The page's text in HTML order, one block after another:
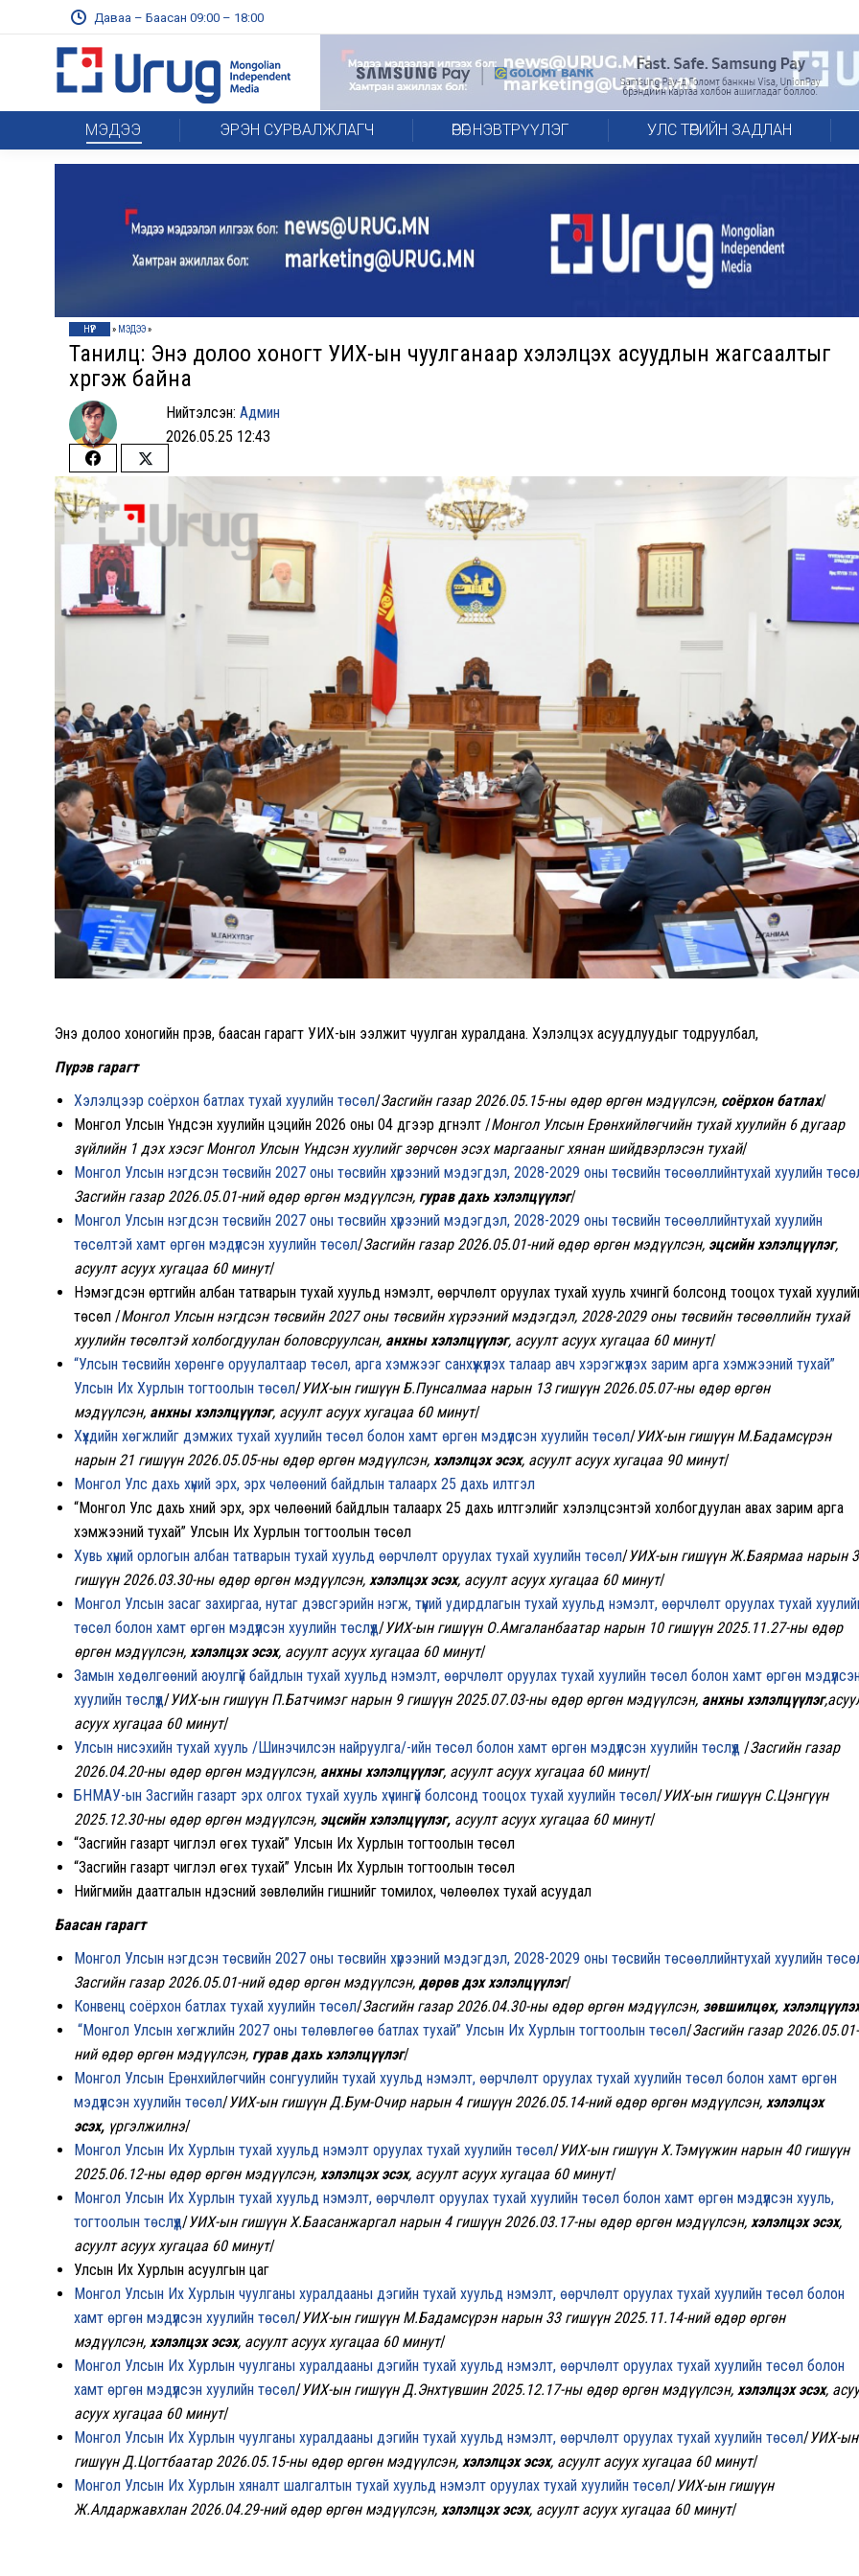
Даваа – Баасан 09:00 – 18:00
МЭДЭЭ ЭРЭН СУРВАЛЖЛАГЧ ӨРӨГ НЭВТРҮҮЛЭГ УЛС ТӨРИЙН ЗАДЛАН
НҮҮР » МЭДЭЭ»
Танилц: Энэ долоо хоногт УИХ-ын чуулганаар хэлэлцэх асуудлын жагсаалтыг
хүргэж байна
Нийтэлсэн:Админ
2026.05.25 12:43
Share
on
Facebook
Share
on
Twitter
Энэ долоо хоногийн пүрэв, баасан гарагт УИХ-ын ээлжит чуулган хуралдана. Хэлэлцэх асуудлуудыг тодруулбал,
Пүрэв гарагт
Хэлэлцээр соёрхон батлах тухай хуулийн төсөл/Засгийн газар 2026.05.15-ны өдөр өргөн мэдүүлсэн, соёрхон батлах/
Монгол Улсын Үндсэн хуулийн цэцийн 2026 оны 04 дүгээр дүгнэлт /Монгол Улсын Ерөнхийлөгчийн тухай хуулийн 6 дугаар
зүйлийн 1 дэх хэсэг Монгол Улсын Үндсэн хуулийг зөрчсөн эсэх маргааныг хянан шийдвэрлэсэн тухай/
Монгол Улсын нэгдсэн төсвийн 2027 оны төсвийн хүрээний мэдэгдэл, 2028-2029 оны төсвийн төсөөллийнтухай хуулийн
Засгийн газар 2026.05.01-ний өдөр өргөн мэдүүлсэн, гурав дахь хэлэлцүүлэг/
Монгол Улсын нэгдсэн төсвийн 2027 оны төсвийн хүрээний мэдэгдэл, 2028-2029 оны төсвийн төсөөллийнтухай хуулийн
төсөлтэй хамт өргөн мэдүүлсэн хуулийн төсөл/Засгийн газар 2026.05.01-ний өдөр өргөн мэдүүлсэн, эцсийн хэлэлцүүлэг,
асуулт асуух хугацаа 60 минут/
Нэмэгдсэн өртгийн албан татварын тухай хуульд нэмэлт, өөрчлөлт оруулах тухай хууль хүчингүй болсонд тооцох тухай
төсөл /Монгол Улсын нэгдсэн төсвийн 2027 оны төсвийн хүрээний мэдэгдэл, 2028-2029 оны төсвийн төсөөллийн тухай
хуулийн төсөлтэй холбогдуулан боловсруулсан, анхны хэлэлцүүлэг, асуулт асуух хугацаа 60 минут/
“Улсын төсвийн хөрөнгө оруулалтаар төсөл, арга хэмжээг санхүүжүүлэх талаар авч хэрэгжүүлэх зарим арга хэмжээний тухай”
Улсын Их Хурлын тогтоолын төсөл/УИХ-ын гишүүн Б.Пунсалмаа нарын 1З гишүүн 2026.05.07-ны өдөр өргөн
мэдүүлсэн, анхны хэлэлцүүлэг, асуулт асуух хугацаа 60 минут/
Хүүхдийн хөгжлийг дэмжих тухай хуулийн төсөл болон хамт өргөн мэдүүлсэн хуулийн төсөл/УИХ-ын гишүүн М.Бадамсүрэн
нарын 21 гишүүн 2026.05.05-ны өдөр өргөн мэдүүлсэн, хэлэлцэх эсэх, асуулт асуух хугацаа 90 минут/
Монгол Улс дахь хүний эрх, эрх чөлөөний байдлын талаарх 25 дахь илтгэл
“Монгол Улс дахь хүний эрх, эрх чөлөөний байдлын талаарх 25 дахь илтгэлийг хэлэлцсэнтэй холбогдуулан авах зарим арга
хэмжээний тухай” Улсын Их Хурлын тогтоолын төсөл
Хувь хүний орлогын албан татварын тухай хуульд өөрчлөлт оруулах тухай хуулийн төсөл/УИХ-ын гишүүн Ж.Баярмаа нарын
гишүүн 2026.03.30-ны өдөр өргөн мэдүүлсэн, хэлэлцэх эсэх, асуулт асуух хугацаа 60 минут/
Монгол Улсын засаг захиргаа, нутаг дэвсгэрийн нэгж, түүний удирдлагын тухай хуульд нэмэлт, өөрчлөлт оруулах тухай
төсөл болон хамт өргөн мэдүүлсэн хуулийн төслүүд/УИХ-ын гишүүн О.Амгаланбаатар нарын 10 гишүүн 2025.11.27-ны өдөр
өргөн мэдүүлсэн, хэлэлцэх эсэх, асуулт асуух хугацаа 60 минут/
Замын хөдөлгөөний аюулгүй байдлын тухай хуульд нэмэлт, өөрчлөлт оруулах тухай хуулийн төсөл болон хамт өргөн мэдүүлсэн
хуулийн төслүүд/УИХ-ын гишүүн П.Батчимэг нарын 9 гишүүн 2025.07.03-ны өдөр өргөн мэдүүлсэн, анхны хэлэлцүүлэг
асуух хугацаа 60 минут/
Улсын нисэхийн тухай хууль /Шинэчилсэн найруулга/-ийн төсөл болон хамт өргөн мэдүүлсэн хуулийн төслүүд /Засгийн газар
2026.04.20-ны өдөр өргөн мэдүүлсэн, анхны хэлэлцүүлэг, асуулт асуух хугацаа 60 минут/
БНМАУ-ын Засгийн газарт эрх олгох тухай хууль хүчингүй болсонд тооцох тухай хуулийн төсөл/УИХ-ын гишүүн С.Цэнгүүн
2025.12.30-ны өдөр өргөн мэдүүлсэн, эцсийн хэлэлцүүлэг, асуулт асуух хугацаа 60 минут/
“Засгийн газарт чиглэл өгөх тухай” Улсын Их Хурлын тогтоолын төсөл
“Засгийн газарт чиглэл өгөх тухай” Улсын Их Хурлын тогтоолын төсөл
Нийгмийн даатгалын үндэсний зөвлөлийн гишүүнийг томилох, чөлөөлөх тухай асуудал
Баасан гарагт
Монгол Улсын нэгдсэн төсвийн 2027 оны төсвийн хүрээний мэдэгдэл, 2028-2029 оны төсвийн төсөөллийнтухай хуулийн
Засгийн газар 2026.05.01-ний өдөр өргөн мэдүүлсэн, дөрөв дэх хэлэлцүүлэг/
Конвенц соёрхон батлах тухай хуулийн төсөл/Засгийн газар 2026.04.30-ны өдөр өргөн мэдүүлсэн, зөвшилцөх,
“Монгол Улсын хөгжлийн 2027 оны төлөвлөгөө батлах тухай” Улсын Их Хурлын тогтоолын төсөл/Засгийн газар 2026.05.01-
ний өдөр өргөн мэдүүлсэн, гурав дахь хэлэлцүүлэг/
Монгол Улсын Ерөнхийлөгчийн сонгуулийн тухай хуульд нэмэлт, өөрчлөлт оруулах тухай хуулийн төсөл болон хамт өргөн
мэдүүлсэн хуулийн төсөл/УИХ-ын гишүүн Д.Бум-Очир нарын 4 гишүүн 2026.05.14-ний өдөр өргөн мэдүүлсэн, хэлэлцэх
эсэх, үргэлжилнэ/
Монгол Улсын Их Хурлын тухай хуульд нэмэлт оруулах тухай хуулийн төсөл/УИХ-ын гишүүн Х.Тэмүүжин нарын 40 гишүүн
2025.06.12-ны өдөр өргөн мэдүүлсэн, хэлэлцэх эсэх, асуулт асуух хугацаа 60 минут/
Монгол Улсын Их Хурлын тухай хуульд нэмэлт, өөрчлөлт оруулах тухай хуулийн төсөл болон хамт өргөн мэдүүлсэн хууль,
тогтоолын төслүүд/УИХ-ын гишүүн Х.Баасанжаргал нарын 4 гишүүн 2026.03.17-ны өдөр өргөн мэдүүлсэн, хэлэлцэх эсэх,
асуулт асуух хугацаа 60 минут/
Улсын Их Хурлын асуулгын цаг
Монгол Улсын Их Хурлын чуулганы хуралдааны дэгийн тухай хуульд нэмэлт, өөрчлөлт оруулах тухай хуулийн төсөл болон
хамт өргөн мэдүүлсэн хуулийн төсөл/УИХ-ын гишүүн М.Бадамсүрэн нарын 33 гишүүн 2025.11.14-ний өдөр өргөн
мэдүүлсэн, хэлэлцэх эсэх, асуулт асуух хугацаа 60 минут/
Монгол Улсын Их Хурлын чуулганы хуралдааны дэгийн тухай хуульд нэмэлт, өөрчлөлт оруулах тухай хуулийн төсөл болон
хамт өргөн мэдүүлсэн хуулийн төсөл/УИХ-ын гишүүн Д.Энхтүвшин 2025.12.17-ны өдөр өргөн мэдүүлсэн, хэлэлцэх эсэх,
асуух хугацаа 60 минут/
Монгол Улсын Их Хурлын чуулганы хуралдааны дэгийн тухай хуульд нэмэлт, өөрчлөлт оруулах тухай хуулийн төсөл/УИХ-ын
гишүүн Д.Цогтбаатар 2026.05.15-ны өдөр өргөн мэдүүлсэн, хэлэлцэх эсэх, асуулт асуух хугацаа 60 минут/
Монгол Улсын Их Хурлын хяналт шалгалтын тухай хуульд нэмэлт оруулах тухай хуулийн төсөл/УИХ-ын гишүүн
Ж.Алдаржавхлан 2026.04.29-ний өдөр өргөн мэдүүлсэн, хэлэлцэх эсэх, асуулт асуух хугацаа 60 минут/